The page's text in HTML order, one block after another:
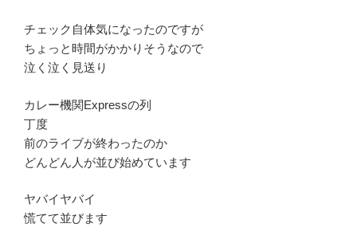
チェック自体気になったのですが
ちょっと時間がかかりそうなので
泣く泣く見送り
カレー機関Expressの列
丁度
前のライブが終わったのか
どんどん人が並び始めています
ヤバイヤバイ
慌てて並びます